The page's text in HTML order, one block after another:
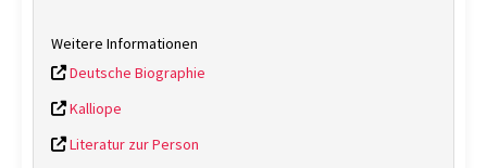
Weitere Informationen
Deutsche Biographie
Kalliope
Literatur zur Person